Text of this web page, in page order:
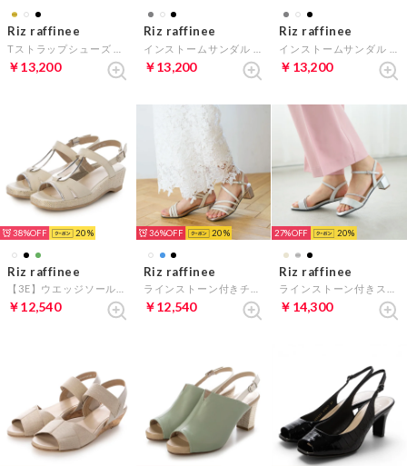
Riz raffinee
￥13,200
Riz raffinee
￥13,200
Riz raffinee
￥13,200
38% 20
Riz raffinee
￥12,540
36% 20
Riz raffinee
￥12,540
27% 20
Riz raffinee
￥14,300